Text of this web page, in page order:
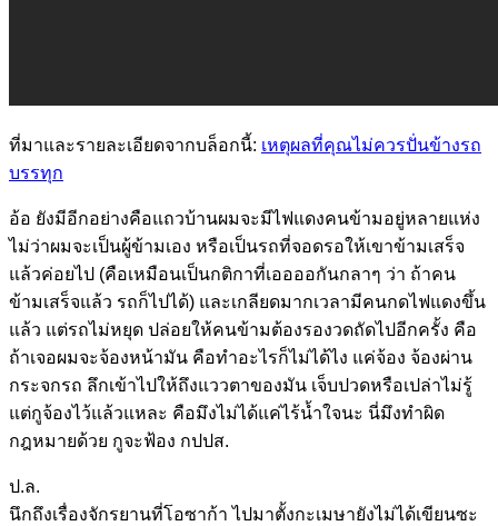
ที่มาและรายละเอียดจากบล็อกนี้: เหตุผลที่คุณไม่ควรปั่นข้างรถ
บรรทุก
อ้อ ยังมีอีกอย่างคือแถวบ้านผมจะมีไฟแดงคนข้ามอยู่หลายแห่ง
ไม่ว่าผมจะเป็นผู้ข้ามเอง หรือเป็นรถที่จอดรอให้เขาข้ามเสร็จ
แล้วค่อยไป (คือเหมือนเป็นกติกาที่เออออกันกลาๆ ว่า ถ้าคน
ข้ามเสร็จแล้ว รถก็ไปได้) และเกลียดมากเวลามีคนกดไฟแดงขึ้น
แล้ว แต่รถไม่หยุด ปล่อยให้คนข้ามต้องรองวดถัดไปอีกครั้ง คือ
ถ้าเจอผมจะจ้องหน้ามัน คือทำอะไรก็ไม่ได้ไง แค่จ้อง จ้องผ่าน
กระจกรถ ลึกเข้าไปให้ถึงแววตาของมัน เจ็บปวดหรือเปล่าไม่รู้
แต่กูจ้องไว้แล้วแหละ คือมึงไม่ได้แค่ไร้น้ำใจนะ นี่มึงทำผิด
กฎหมายด้วย กูจะฟ้อง กปปส.
ป.ล.
นึกถึงเรื่องจักรยานที่โอซาก้า ไปมาตั้งกะเมษายังไม่ได้เขียนซะ